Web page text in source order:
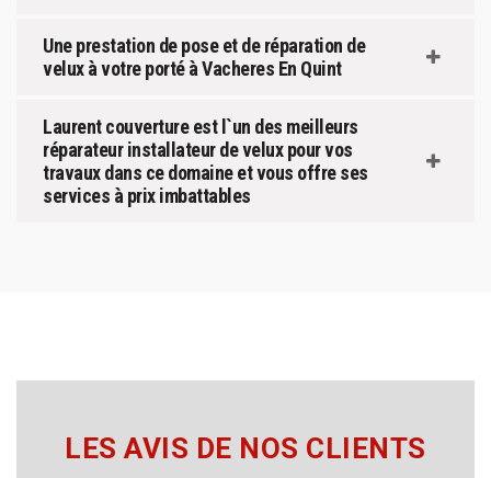
Une prestation de pose et de réparation de
velux à votre porté à Vacheres En Quint
Laurent couverture est l`un des meilleurs
réparateur installateur de velux pour vos
travaux dans ce domaine et vous offre ses
services à prix imbattables
LES AVIS DE NOS CLIENTS